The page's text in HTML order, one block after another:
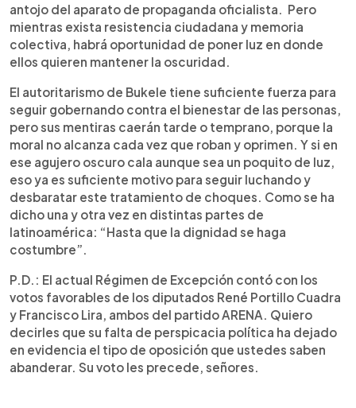
antojo del aparato de propaganda oficialista. Pero
mientras exista resistencia ciudadana y memoria
colectiva, habrá oportunidad de poner luz en donde
ellos quieren mantener la oscuridad.
El autoritarismo de Bukele tiene suficiente fuerza para
seguir gobernando contra el bienestar de las personas,
pero sus mentiras caerán tarde o temprano, porque la
moral no alcanza cada vez que roban y oprimen. Y si en
ese agujero oscuro cala aunque sea un poquito de luz,
eso ya es suficiente motivo para seguir luchando y
desbaratar este tratamiento de choques. Como se ha
dicho una y otra vez en distintas partes de
latinoamérica: “Hasta que la dignidad se haga
costumbre”.
P.D.: El actual Régimen de Excepción contó con los
votos favorables de los diputados René Portillo Cuadra
y Francisco Lira, ambos del partido ARENA. Quiero
decirles que su falta de perspicacia política ha dejado
en evidencia el tipo de oposición que ustedes saben
abanderar. Su voto les precede, señores.